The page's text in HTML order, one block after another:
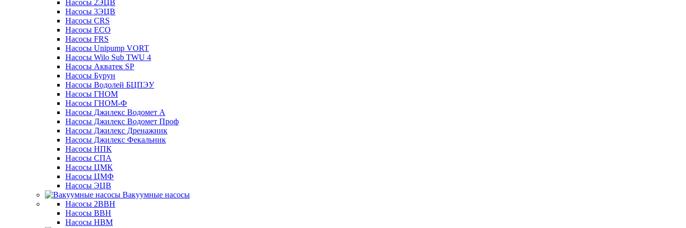
Насосы 2ЭЦВ
Насосы 3ЭЦВ
Насосы CRS
Насосы ECO
Насосы FRS
Насосы Unipump VORT
Насосы Wilo Sub TWU 4
Насосы Акватек SP
Насосы Бурун
Насосы Водолей БЦПЭУ
Насосы ГНОМ
Насосы ГНОМ-Ф
Насосы Джилекс Водомет А
Насосы Джилекс Водомет Проф
Насосы Джилекс Дренажник
Насосы Джилекс Фекальник
Насосы НПК
Насосы СПА
Насосы ЦМК
Насосы ЦМФ
Насосы ЭЦВ
Вакуумные насосы
Насосы 2ВВН
Насосы ВВН
Насосы НВМ